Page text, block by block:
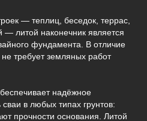
— теплиц, беседок, террас,
— литой наконечник является
фундамента. В отличие
не требует земляных работ
надёжное
сваи в любых типах грунтов:
прочности основания. Литой